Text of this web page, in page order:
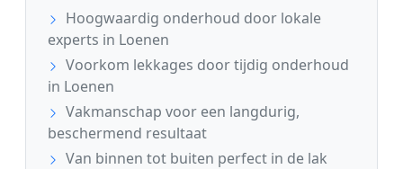
Hoogwaardig onderhoud door lokale
experts in Loenen
Voorkom lekkages door tijdig onderhoud
in Loenen
Vakmanschap voor een langdurig,
beschermend resultaat
Van binnen tot buiten perfect in de lak